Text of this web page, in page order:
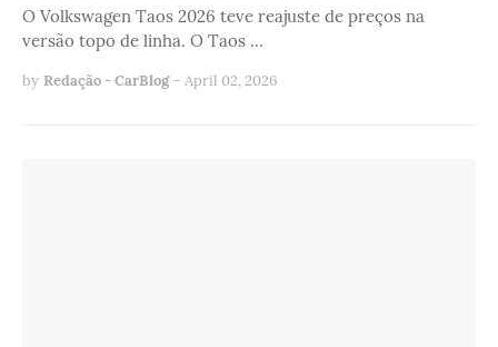
O Volkswagen Taos 2026 teve reajuste de preços na
versão topo de linha. O Taos …
by Redação - CarBlog - April 02, 2026